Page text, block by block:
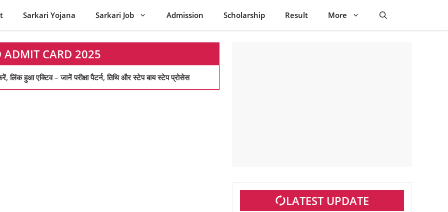
Sarkari Yojana Sarkari Job Admission Scholarship Result More
ADMIT CARD 2025
हुआ एक्टिव – जानें परीक्षा पैटर्न, तिथि और स्टेप बाय स्टेप प्रोसेस
LATEST UPDATE